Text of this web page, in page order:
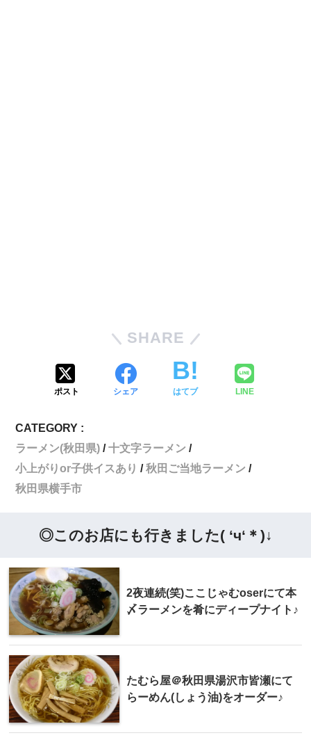
SHARE
ポスト シェア はてブ LINE
CATEGORY :
ラーメン(秋田県)
十文字ラーメン
小上がりor子供イスあり
秋田ご当地ラーメン
秋田県横手市
◎このお店にも行きました( ‘ч‘＊)↓
2夜連続(笑)ここじゃむoserにて本
〆ラーメンを肴にディープナイト♪
たむら屋＠秋田県湯沢市皆瀬にて
らーめん(しょう油)をオーダー♪